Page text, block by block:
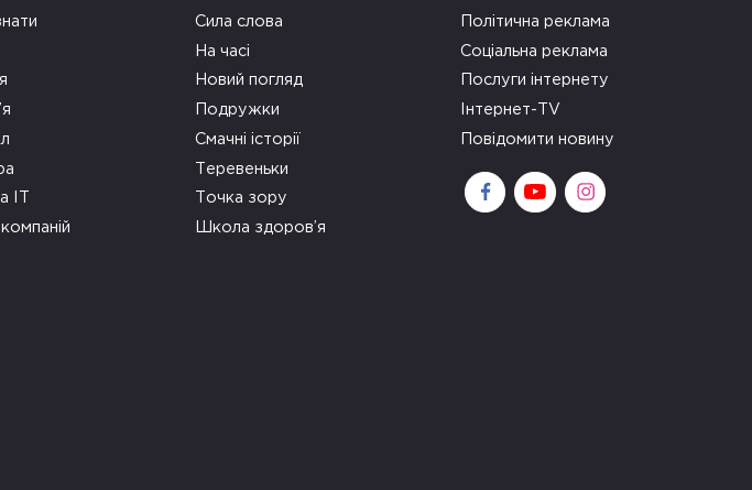
ІТ
Сила слова
На часі
Новий погляд
Подружки
Смачні історії
Теревеньки
Точка зору
Школа здоров’я
Політична реклама
Соціальна реклама
Послуги інтернету
Інтернет-TV
Повідомити новину